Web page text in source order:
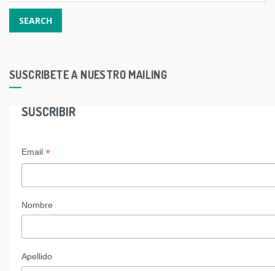
SUSCRIBETE A NUESTRO MAILING
SUSCRIBIR
Email *
Nombre
Apellido